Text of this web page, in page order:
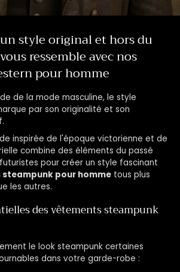
style original et hors du
ressemble avec nos
pour homme
de la mode masculine, le style
par son originalité et son
inspirée de l'époque victorienne et de
combine des éléments du passé
pour créer un style fascinant
pour homme tous plus
les autres.
des vêtements steampunk
le look steampunk certaines
dans votre garde-robe :